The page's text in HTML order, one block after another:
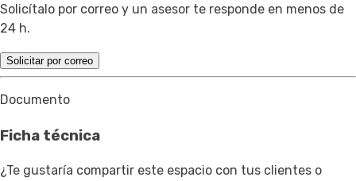
Solicítalo por correo y un asesor te responde en menos de
24 h.
Solicitar por correo
Documento
Ficha técnica
¿Te gustaría compartir este espacio con tus clientes o